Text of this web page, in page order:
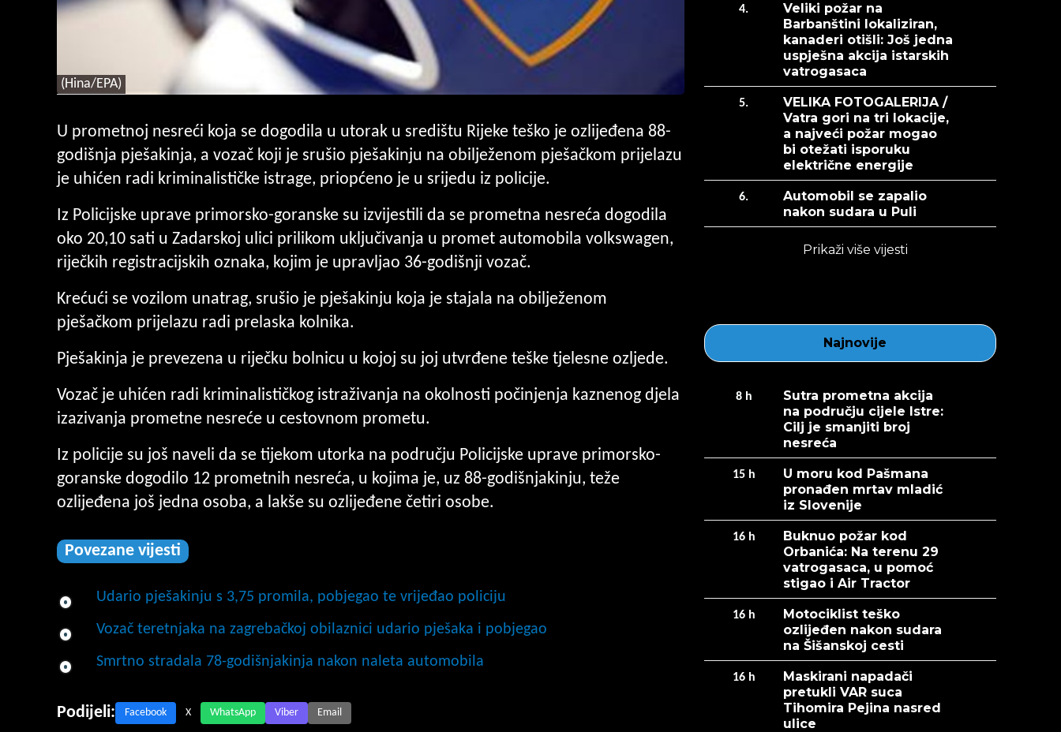
(Hina/EPA)
U prometnoj nesreći koja se dogodila u utorak u središtu Rijeke teško je ozlijeđena 88-
godišnja pješakinja, a vozač koji je srušio pješakinju na obilježenom pješačkom prijelazu
je uhićen radi kriminalističke istrage, priopćeno je u srijedu iz policije.
Iz Policijske uprave primorsko-goranske su izvijestili da se prometna nesreća dogodila
oko 20,10 sati u Zadarskoj ulici prilikom uključivanja u promet automobila volkswagen,
riječkih registracijskih oznaka, kojim je upravljao 36-godišnji vozač.
Krećući se vozilom unatrag, srušio je pješakinju koja je stajala na obilježenom
pješačkom prijelazu radi prelaska kolnika.
Pješakinja je prevezena u riječku bolnicu u kojoj su joj utvrđene teške tjelesne ozljede.
Vozač je uhićen radi kriminalističkog istraživanja na okolnosti počinjenja kaznenog djela
izazivanja prometne nesreće u cestovnom prometu.
Iz policije su još naveli da se tijekom utorka na području Policijske uprave primorsko-
goranske dogodilo 12 prometnih nesreća, u kojima je, uz 88-godišnjakinju, teže
ozlijeđena još jedna osoba, a lakše su ozlijeđene četiri osobe.
Povezane vijesti
Udario pješakinju s 3,75 promila, pobjegao te vrijeđao policiju
Vozač teretnjaka na zagrebačkoj obilaznici udario pješaka i pobjegao
Smrtno stradala 78-godišnjakinja nakon naleta automobila
Podijeli: Facebook X WhatsApp Viber Email
4.
Veliki požar na
Barbanštini lokaliziran,
kanaderi otišli: Još jedna
uspješna akcija istarskih
vatrogasaca
5.
VELIKA FOTOGALERIJA /
Vatra gori na tri lokacije,
a najveći požar mogao
bi otežati isporuku
električne energije
6.
Automobil se zapalio
nakon sudara u Puli
Prikaži više vijesti
Najnovije
8 h
Sutra prometna akcija
na području cijele Istre:
Cilj je smanjiti broj
nesreća
15 h
U moru kod Pašmana
pronađen mrtav mladić
iz Slovenije
16 h
Buknuo požar kod
Orbanića: Na terenu 29
vatrogasaca, u pomoć
stigao i Air Tractor
16 h
Motociklist teško
ozlijeđen nakon sudara
na Šišanskoj cesti
16 h
Maskirani napadači
pretukli VAR suca
Tihomira Pejina nasred
ulice